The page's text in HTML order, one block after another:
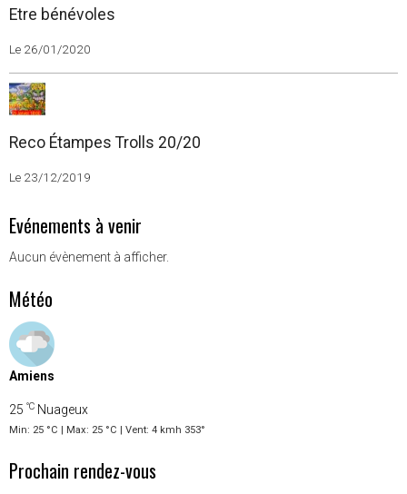
Etre bénévoles
Le 26/01/2020
Reco Étampes Trolls 20/20
Le 23/12/2019
Evénements à venir
Aucun évènement à afficher.
Météo
Amiens
25 °C Nuageux
Min: 25 °C | Max: 25 °C | Vent: 4 kmh 353°
Prochain rendez-vous